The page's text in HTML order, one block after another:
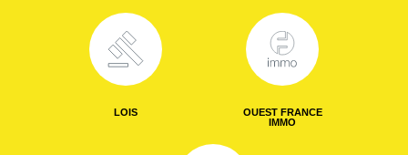
LOIS
OUEST FRANCE
IMMO